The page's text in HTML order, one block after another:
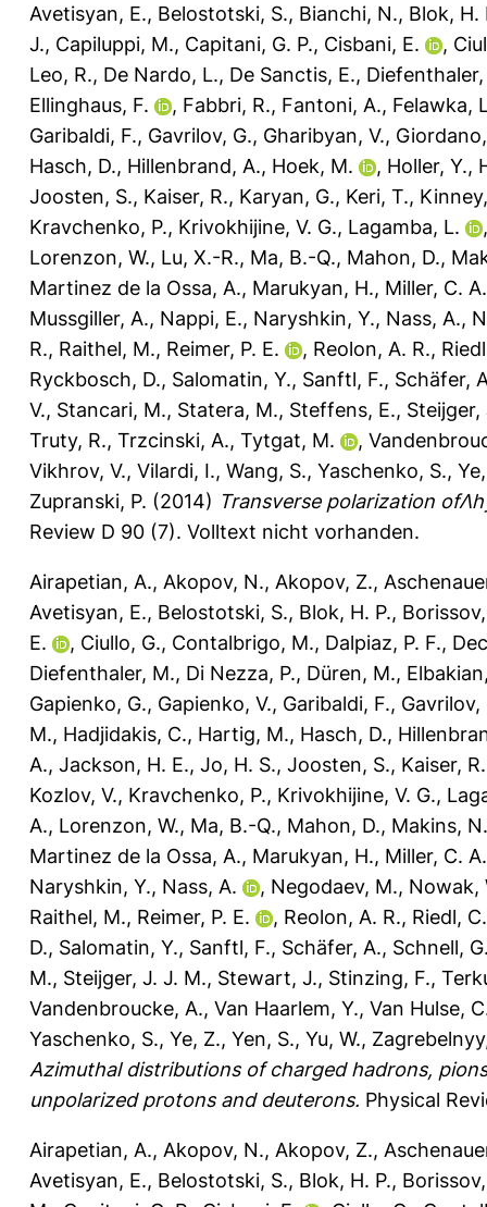
Avetisyan, E., Belostotski, S., Bianchi, N., Blok, H.
J., Capiluppi, M., Capitani, G. P., Cisbani, E. ,
Leo, R., De Nardo, L., De Sanctis, E.,
Ellinghaus, F.
, Fabbri, R., Fantoni, A., Felawka,
Garibaldi, F., Gavrilov, G., Gharibyan, V.,
Hasch, D., Hillenbrand, A., Hoek, M. , Holler, Y.,
Joosten, S., Kaiser, R., Karyan, G., Keri, T.,
Kravchenko, P., Krivokhijine, V. G., Lagamba, L.
Lorenzon, W., Lu, X.-R., Ma, B.-Q., Mahon, D.,
Martinez de la Ossa, A., Marukyan, H., Miller, C. A.
Mussgiller, A., Nappi, E., Naryshkin, Y., Nass, A.,
R., Raithel, M., Reimer, P. E. , Reolon, A. R.,
Ryckbosch, D., Salomatin, Y., Sanftl, F., Schäfer,
V., Stancari, M., Statera, M., Steffens, E., Steijger,
Truty, R., Trzcinski, A., Tytgat, M. ,
Vikhrov, V., Vilardi, I., Wang, S., Yaschenko, S.,
Zupranski, P. (2014) Transverse polarization
Review D 90 (7). Volltext nicht vorhanden.
Airapetian, A., Akopov, N., Akopov, Z.,
Avetisyan, E., Belostotski, S., Blok, H. P.,
E.
, Ciullo, G., Contalbrigo, M., Dalpiaz, P. F.,
Diefenthaler, M., Di Nezza, P., Düren, M.,
Gapienko, G., Gapienko, V., Garibaldi, F., Gavrilov,
M., Hadjidakis, C., Hartig, M., Hasch, D.,
A., Jackson, H. E., Jo, H. S., Joosten, S., Kaiser, R.
Kozlov, V., Kravchenko, P., Krivokhijine, V. G.,
A., Lorenzon, W., Ma, B.-Q., Mahon, D., Makins,
Martinez de la Ossa, A., Marukyan, H., Miller, C. A.
Naryshkin, Y., Nass, A. , Negodaev, M., Nowak,
Raithel, M., Reimer, P. E. , Reolon, A. R., Riedl, C.
D., Salomatin, Y., Sanftl, F., Schäfer, A., Schnell,
M., Steijger, J. J. M., Stewart, J., Stinzing, F.,
Vandenbroucke, A., Van Haarlem, Y., Van Hulse,
Yaschenko, S., Ye, Z., Yen, S., Yu, W.,
Azimuthal distributions of charged hadrons,
unpolarized protons and deuterons. Physical
Airapetian, A., Akopov, N., Akopov, Z.,
Avetisyan, E., Belostotski, S., Blok, H. P.,